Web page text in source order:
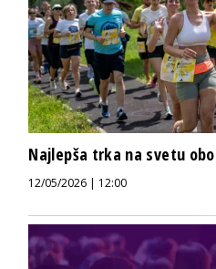
Najlepša trka na svetu
12/05/2026 | 12:00